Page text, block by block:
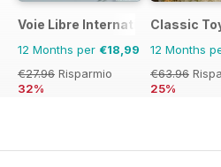
Voie Libre International
12 Months per €18,99
€27.96 Risparmio
32%
Classic
12 Months
€63.96
25%